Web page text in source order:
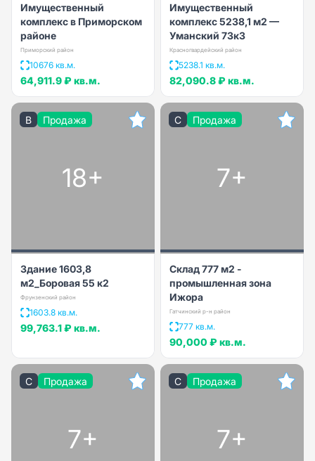
Имущественный
комплекс в Приморском
районе
Приморский район
10676 кв.м.
64,911.9 ₽ кв.м.
Имущественный
комплекс 5238,1 м2 —
Уманский 73к3
Красногвардейский район
5238.1 кв.м.
82,090.8 ₽ кв.м.
B Продажа
18+
Здание 1603,8
м2_Боровая 55 к2
Фрунзенский район
1603.8 кв.м.
99,763.1 ₽ кв.м.
C Продажа
7+
Склад 777 м2 -
промышленная зона
Ижора
Гатчинский р-н район
777 кв.м.
90,000 ₽ кв.м.
C Продажа
7+
C Продажа
7+